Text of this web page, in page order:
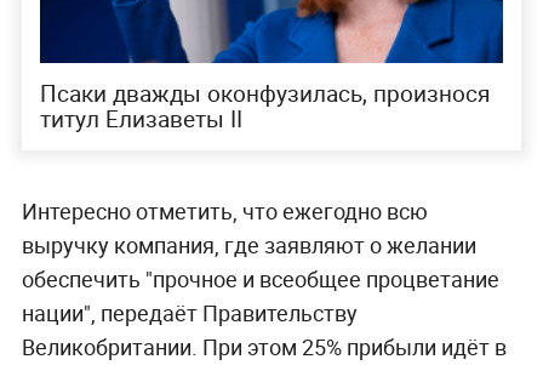
Псаки дважды оконфузилась, произнося
титул Елизаветы II
Интересно отметить, что ежегодно всю
выручку компания, где заявляют о желании
обеспечить "прочное и всеобщее процветание
нации", передаёт Правительству
Великобритании. При этом 25% прибыли идёт в